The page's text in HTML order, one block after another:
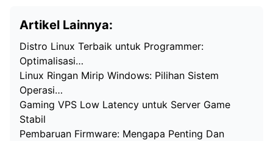
Artikel Lainnya:
Distro Linux Terbaik untuk Programmer:
Optimalisasi…
Linux Ringan Mirip Windows: Pilihan Sistem
Operasi…
Gaming VPS Low Latency untuk Server Game
Stabil
Pembaruan Firmware: Mengapa Penting Dan